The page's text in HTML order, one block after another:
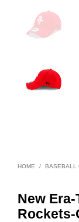
HOME / BASEBALL
New
Rockets-